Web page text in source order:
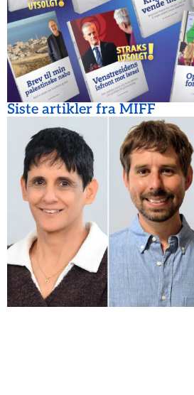
Siste artikler fra MIFF